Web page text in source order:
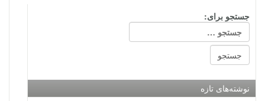
جستجو برای:
نوشته‌های تازه